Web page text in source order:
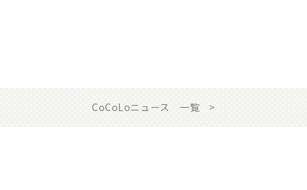
CoCoLoニュース 一覧